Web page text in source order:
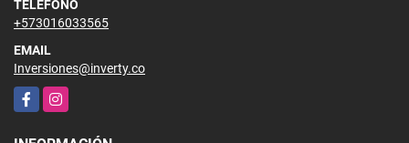
TELÉFONO
+573016033565
EMAIL
Inversiones@inverty.co
FacebookInstagram